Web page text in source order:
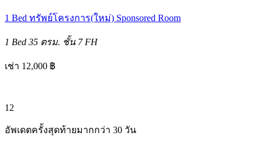
1 Bed ทรัพย์โครงการ(ใหม่) Sponsored Room
1 Bed 35 ตรม. ชั้น 7 FH
เช่า 12,000 ฿
12
อัพเดตครั้งสุดท้ายมากกว่า 30 วัน